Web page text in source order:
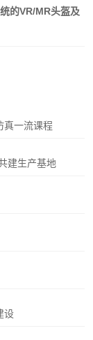
的VR/MR头盔及
真一流课程
建生产基地
设